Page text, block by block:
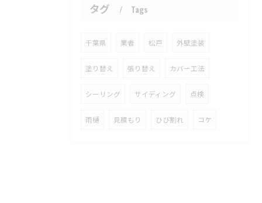
タグ Tags
千葉県 業者 松戸 外壁塗装
塗り替え 張り替え カバー工法
シーリング サイディング 点検
雨樋 見積もり ひび割れ コケ